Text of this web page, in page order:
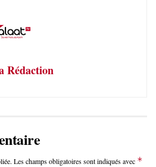
Rédaction
Les champs obligatoires sont indiqués avec *